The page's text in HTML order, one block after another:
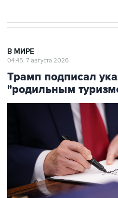
В МИРЕ
04:45, 7 августа 2026
Трамп подписал
"родильным